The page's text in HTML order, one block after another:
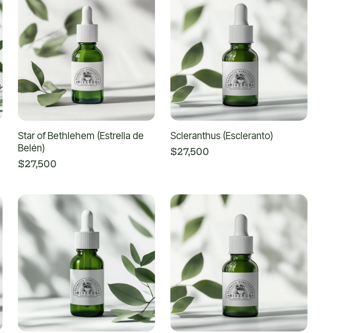
Star of Bethlehem (Estrella de
Belén)
$27,500
Scleranthus (Escleranto)
$27,500